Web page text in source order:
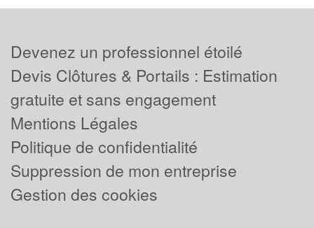
Devenez un professionnel étoilé
Devis Clôtures & Portails : Estimation
gratuite et sans engagement
Mentions Légales
Politique de confidentialité
Suppression de mon entreprise
Gestion des cookies